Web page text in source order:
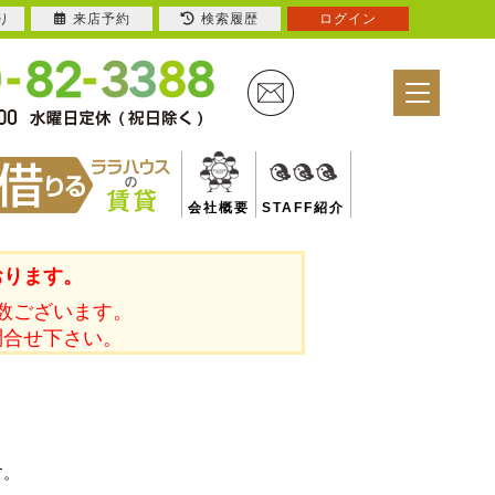
会社概要 STAFF紹介
ます。
ざいます。
せ下さい。
来店予約 検索履歴 ログイン